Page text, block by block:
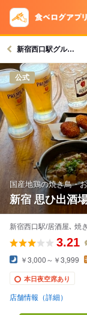
新宿西口駅グルメへ
公式
国産地鶏の焼き鳥・
新宿 思ひ出酒
新宿西口駅/居酒屋､ 焼
3.21
￥3,000～￥3,999
本日夜空席あり
店舗情報（詳細）
戻る